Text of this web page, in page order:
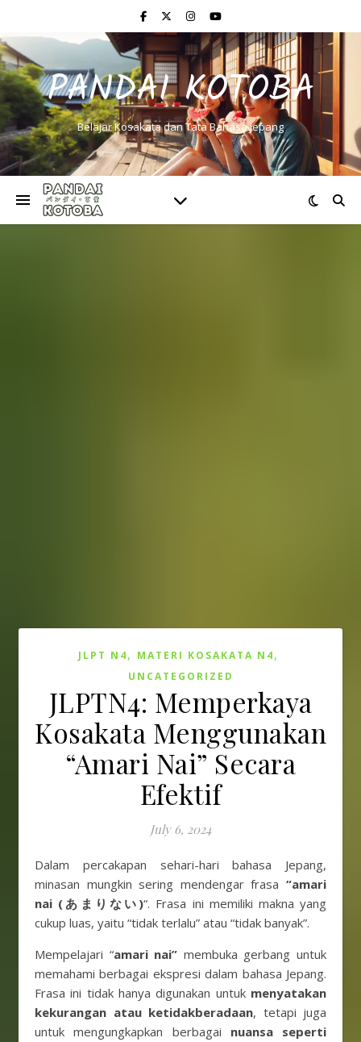
PANDAI KOTOBA
Belajar Kosakata dan Tata Bahasa Jepang
JLPT N4, MATERI KOSAKATA N4,
UNCATEGORIZED
JLPTN4: Memperkaya
Kosakata Menggunakan
“Amari Nai” Secara
Efektif
July 6, 2024
Dalam percakapan sehari-hari bahasa Jepang,
minasan mungkin sering mendengar frasa “amari
nai (あまりない)“. Frasa ini memiliki makna yang
cukup luas, yaitu “tidak terlalu” atau “tidak banyak”.
Mempelajari “amari nai” membuka gerbang untuk
memahami berbagai ekspresi dalam bahasa Jepang.
Frasa ini tidak hanya digunakan untuk menyatakan
kekurangan atau ketidakberadaan, tetapi juga
untuk mengungkapkan berbagai nuansa seperti